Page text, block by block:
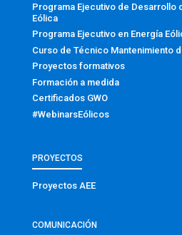
Programa Ejecutivo de Desarrollo
Eólica
Programa Ejecutivo en Energía
Curso de Técnico Mantenimiento
Proyectos formativos
Formación a medida
Certificados GWO
#WebinarsEólicos
PROYECTOS
Proyectos AEE
COMUNICACIÓN